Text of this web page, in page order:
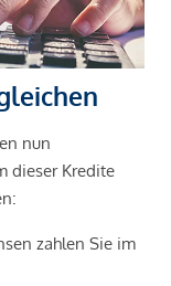
nun
dieser Kredite
zahlen Sie im